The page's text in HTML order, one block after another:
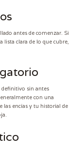
antes de comenzar. Si
clara de lo que cubre,
definitivo sin antes
con una
las encías y tu historial de